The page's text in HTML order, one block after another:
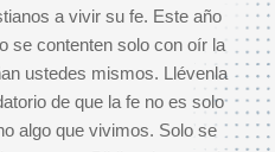
a vivir su fe. Este año
se contenten solo con oír la
ustedes mismos. Llévenla
de que la fe no es solo
algo que vivimos. Solo se